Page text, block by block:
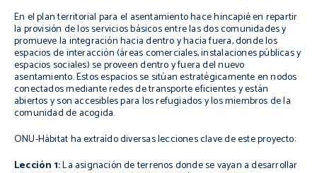
En el plan territorial para el asentamiento hace hincapié en repartir
la provisión de los servicios básicos entre las dos comunidades y
promueve la integración hacia dentro y hacia fuera, donde los
espacios de interacción (áreas comerciales, instalaciones públicas y
espacios sociales) se proveen dentro y fuera del nuevo
asentamiento. Estos espacios se sitúan estratégicamente en nodos
conectados mediante redes de transporte eficientes y están
abiertos y son accesibles para los refugiados y los miembros de la
comunidad de acogida.
ONU-Hábitat ha extraído diversas lecciones clave de este proyecto:
Lección 1:La asignación de terrenos donde se vayan a desarrollar